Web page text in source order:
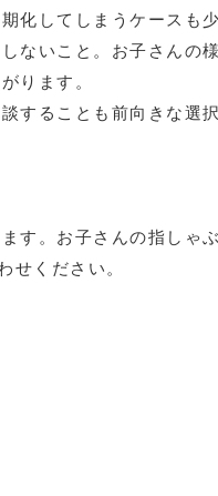
化してしまうケースも
ないこと。お子さんの
ります。
することも前向きな選
す。お子さんの指しゃ
ください。